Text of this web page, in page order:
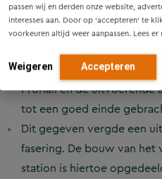
passen wij en derden onze website,
interesses aan. Door op ‘accepteren’ te
voorkeuren altijd weer aanpassen. Lees er
Weigeren Accepteren
‘Verbouwen met de
station van Nederland
vormde de doorlopende
uitdaging voor OVT
ProRail en de uitvoerende
tot een goed einde
Dit gegeven vergde een
fasering. De bouw van
station is hiertoe